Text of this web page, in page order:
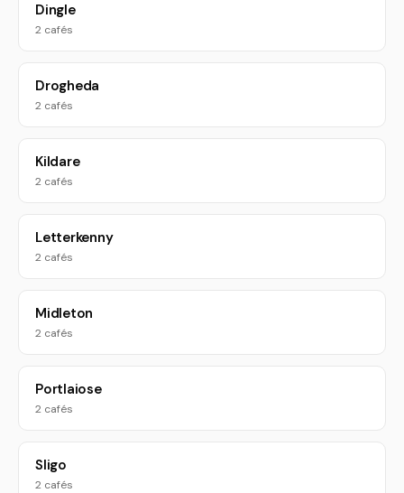
Dingle
2 cafés
Drogheda
2 cafés
Kildare
2 cafés
Letterkenny
2 cafés
Midleton
2 cafés
Portlaiose
2 cafés
Sligo
2 cafés